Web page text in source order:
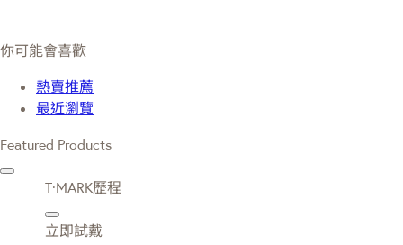
你可能會喜歡
熱賣推薦
最近瀏覽
Featured Products
T·MARK歷程
立即試戴